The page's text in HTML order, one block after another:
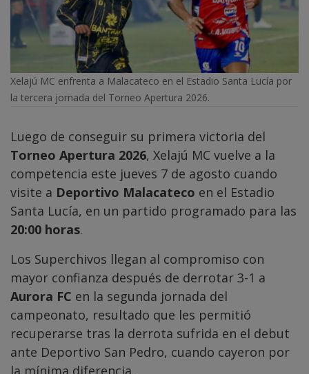
Xelajú MC enfrenta a Malacateco en el Estadio Santa Lucía por
la tercera jornada del Torneo Apertura 2026.
Luego de conseguir su primera victoria del
Torneo Apertura 2026, Xelajú MC vuelve a la
competencia este jueves 7 de agosto cuando
visite a Deportivo Malacateco en el Estadio
Santa Lucía, en un partido programado para las
20:00 horas.
Los Superchivos llegan al compromiso con
mayor confianza después de derrotar 3-1 a
Aurora FC en la segunda jornada del
campeonato, resultado que les permitió
recuperarse tras la derrota sufrida en el debut
ante Deportivo San Pedro, cuando cayeron por